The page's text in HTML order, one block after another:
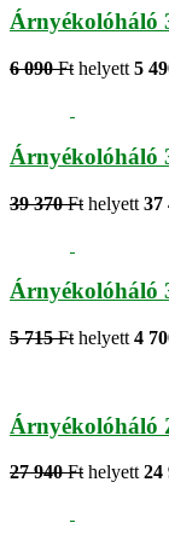
Árnyékolóháló
6 090 Ft helyett 5
Árnyékolóháló
39 370 Ft helyett 37
Árnyékolóháló
5 715 Ft helyett 4
Árnyékolóháló
27 940 Fthelyett24